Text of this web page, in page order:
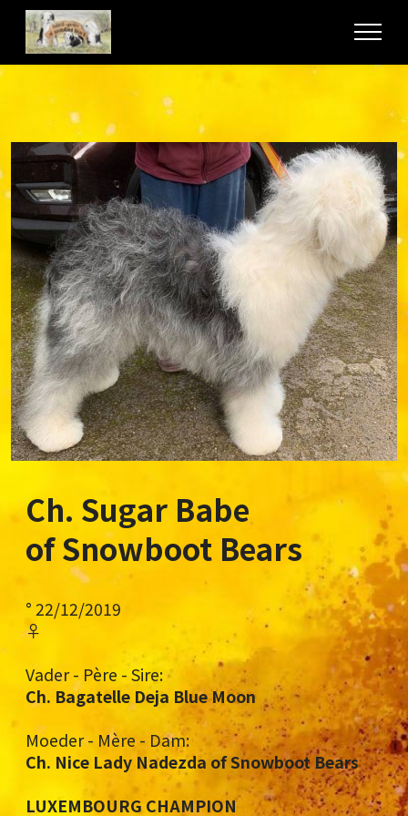
Ch. Sugar Babe
of Snowboot Bears
° 22/12/2019
♀
Vader - Père - Sire:
Ch. Bagatelle Deja Blue Moon
Moeder - Mère - Dam:
Ch. Nice Lady Nadezda of Snowboot Bears
LUXEMBOURG CHAMPION